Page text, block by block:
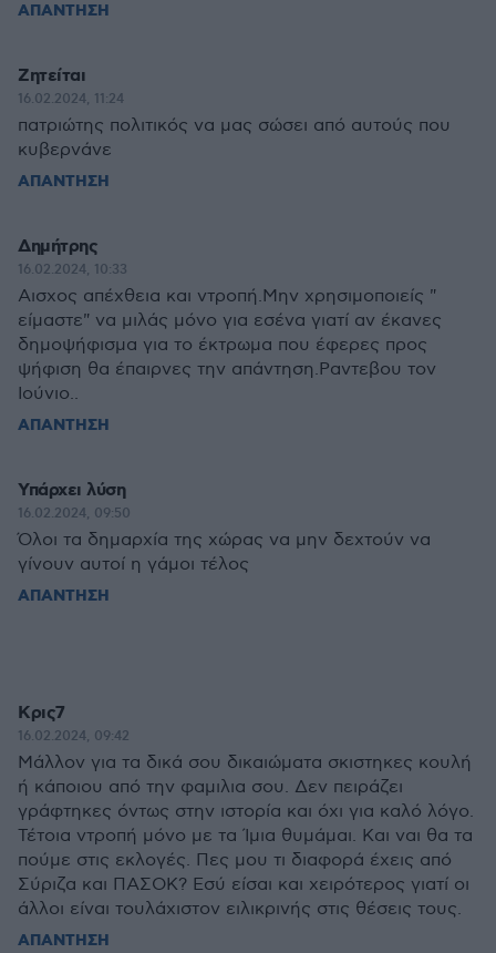
ΑΠΑΝΤΗΣΗ
Ζητείται
16.02.2024, 11:24
πατριώτης πολιτικός να μας σώσει από αυτούς που
κυβερνάνε
ΑΠΑΝΤΗΣΗ
Δημήτρης
16.02.2024, 10:33
Αισχος απέχθεια και ντροπή.Μην χρησιμοποιείς "
είμαστε" να μιλάς μόνο για εσένα γιατί αν έκανες
δημοψήφισμα για το έκτρωμα που έφερες προς
ψήφιση θα έπαιρνες την απάντηση.Ραντεβου τον
Ιούνιο..
ΑΠΑΝΤΗΣΗ
Υπάρχει λύση
16.02.2024, 09:50
Όλοι τα δημαρχία της χώρας να μην δεχτούν να
γίνουν αυτοί η γάμοι τέλος
ΑΠΑΝΤΗΣΗ
Κρις7
16.02.2024, 09:42
Μάλλον για τα δικά σου δικαιώματα σκιστηκες κουλή
ή κάποιου από την φαμιλια σου. Δεν πειράζει
γράφτηκες όντως στην ιστορία και όχι για καλό λόγο.
Τέτοια ντροπή μόνο με τα Ίμια θυμάμαι. Και ναι θα τα
πούμε στις εκλογές. Πες μου τι διαφορά έχεις από
Σύριζα και ΠΑΣΟΚ? Εσύ είσαι και χειρότερος γιατί οι
άλλοι είναι τουλάχιστον ειλικρινής στις θέσεις τους.
ΑΠΑΝΤΗΣΗ